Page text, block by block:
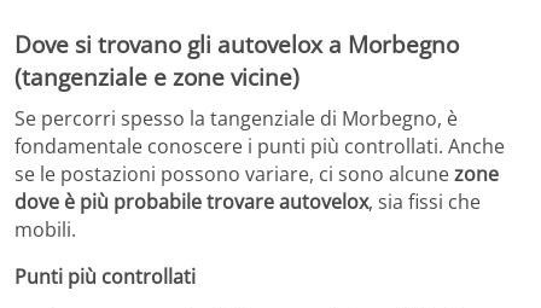
Dove si trovano gli autovelox a Morbegno
(tangenziale e zone vicine)
Se percorri spesso la tangenziale di Morbegno, è
fondamentale conoscere i punti più controllati. Anche
se le postazioni possono variare, ci sono alcunezone
dove è più probabile trovare autovelox, sia fissi che
mobili.
Punti più controllati